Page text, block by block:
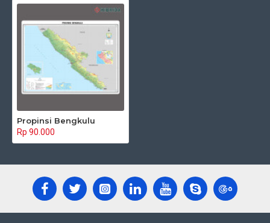
Propinsi Bengkulu
Rp 90.000